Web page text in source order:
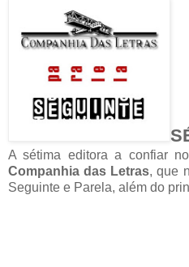
A sétima editora a confiar
Companhia das Letras, que
Seguinte e Parela, além do